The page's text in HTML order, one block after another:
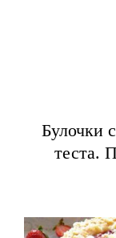
Булочки
теста.